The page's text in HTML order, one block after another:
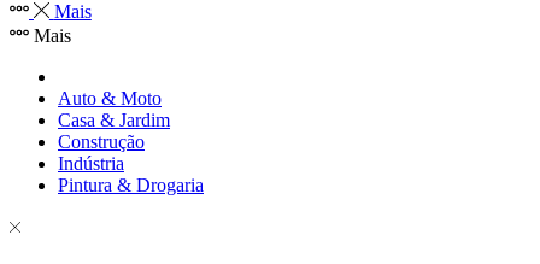
Mais
Mais
Auto & Moto
Casa & Jardim
Construção
Indústria
Pintura & Drogaria